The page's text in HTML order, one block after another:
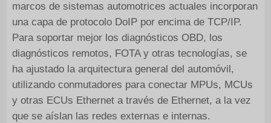
marcos de sistemas automotrices actuales incorporan
una capa de protocolo DoIP por encima de TCP/IP.
Para soportar mejor los diagnósticos OBD, los
diagnósticos remotos, FOTA y otras tecnologías, se
ha ajustado la arquitectura general del automóvil,
utilizando conmutadores para conectar MPUs, MCUs
y otras ECUs Ethernet a través de Ethernet, a la vez
que se aíslan las redes externas e internas.